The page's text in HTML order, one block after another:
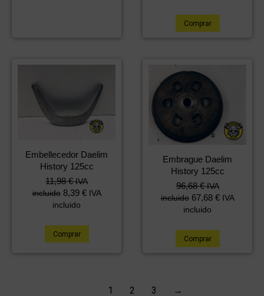
Comprar
Embellecedor Daelim
History 125cc
11,98€ IVA
incluido 8,39 € IVA
incluido
Comprar
Embrague Daelim
History 125cc
96,68€ IVA
incluido 67,68 € IVA
incluido
Comprar
1 2 3 →